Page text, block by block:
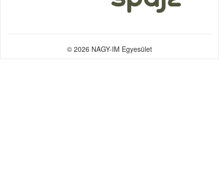
© 2026 NAGY-IM Egyesület